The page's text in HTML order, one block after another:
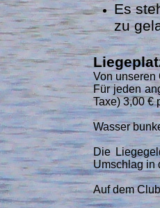
Es
zu
Von unseren
Für jeden
Taxe) 3,00 €
Wasser
Die
Umschlag in
Auf dem